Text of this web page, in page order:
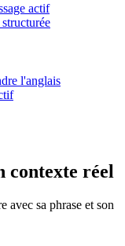
actif
l'anglais
contexte réel
avec sa phrase et son